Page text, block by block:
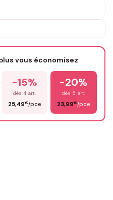
vous économisez
-15%
dès 4 art.
25,49€/pce
-20%
dès 5 art.
23,99€/pce